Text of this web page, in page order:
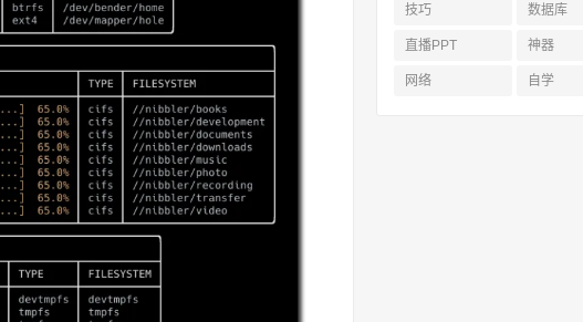
技巧 数据库
直播PPT 神器
网络 自学